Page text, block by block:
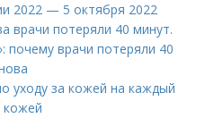
2022 — 5 октября 2022
врачи потеряли 40 минут.
почему врачи потеряли 40
уходу за кожей на каждый
кожей